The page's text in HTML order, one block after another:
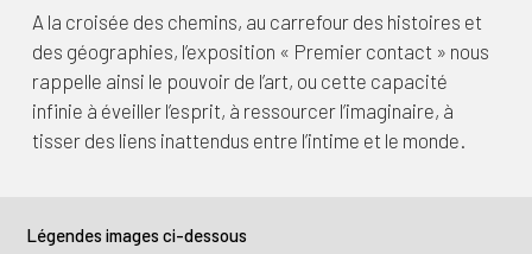
A la croisée des chemins, au carrefour des histoires et
des géographies, l’exposition « Premier contact » nous
rappelle ainsi le pouvoir de l’art, ou cette capacité
infinie à éveiller l’esprit, à ressourcer l’imaginaire, à
tisser des liens inattendus entre l’intime et le monde.
Légendes images ci-dessous